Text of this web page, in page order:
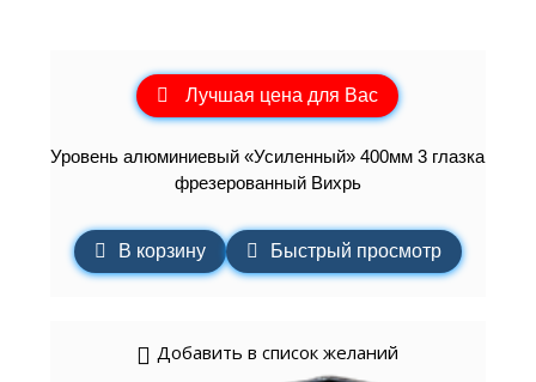
Лучшая цена для Вас
Уровень алюминиевый «Усиленный» 400мм 3 глазка
фрезерованный Вихрь
В корзину Быстрый просмотр
Добавить в список желаний